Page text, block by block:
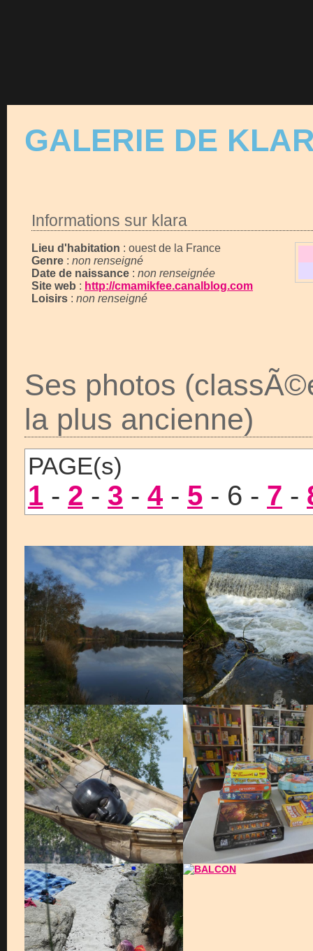
GALERIE DE
Informations sur klara
Lieu d'habitation : ouest de la France
Genre : non renseigné
Date de naissance : non renseignée
Site web : http://cmamikfee.canalblog.com
Loisirs : non renseigné
Ses photos
la plus ancienne)
PAGE(s)
1 - 2 - 3 - 4 - 5 - 6 - 7 -